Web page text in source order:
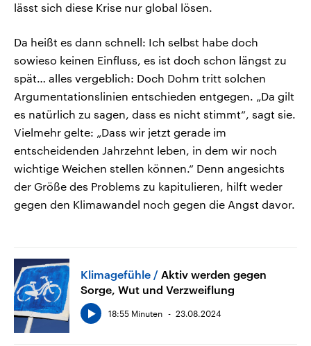
lässt sich diese Krise nur global lösen.
Da heißt es dann schnell: Ich selbst habe doch
sowieso keinen Einfluss, es ist doch schon längst zu
spät… alles vergeblich: Doch Dohm tritt solchen
Argumentationslinien entschieden entgegen. „Da gilt
es natürlich zu sagen, dass es nicht stimmt“, sagt sie.
Vielmehr gelte: „Dass wir jetzt gerade im
entscheidenden Jahrzehnt leben, in dem wir noch
wichtige Weichen stellen können.“ Denn angesichts
der Größe des Problems zu kapitulieren, hilft weder
gegen den Klimawandel noch gegen die Angst davor.
Klimagefühle
Aktiv werden gegen
Sorge, Wut und Verzweiflung
18:55 Minuten 23.08.2024